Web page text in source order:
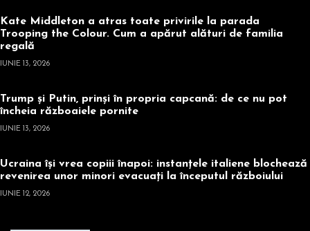
Kate Middleton a atras toate privirile la parada
Trooping the Colour. Cum a apărut alături de familia
regală
IUNIE 13, 2026
Trump și Putin, prinși în propria capcană: de ce nu pot
încheia războaiele pornite
IUNIE 13, 2026
Ucraina își vrea copiii înapoi: instanțele italiene blochează
revenirea unor minori evacuați la începutul războiului
IUNIE 12, 2026